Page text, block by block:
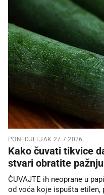
PONEDJELJAK 27.7.2026.
Kako čuvati tikvice
stvari obratite pažnju
ČUVAJTE ih neoprane u
od voća koje ispušta etilen,